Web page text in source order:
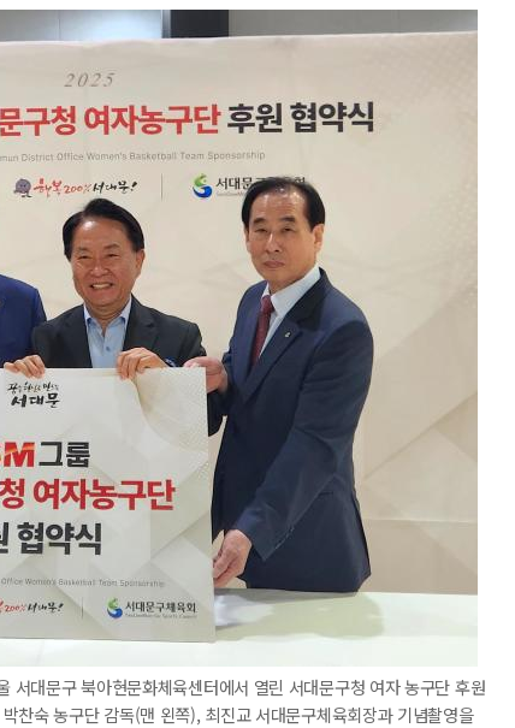
서대문구 북아현문화체육센터에서 열린 서대문구청 여자 농구단 후원
찬숙 농구단 감독(맨 왼쪽), 최진교 서대문구체육회장과 기념촬영을